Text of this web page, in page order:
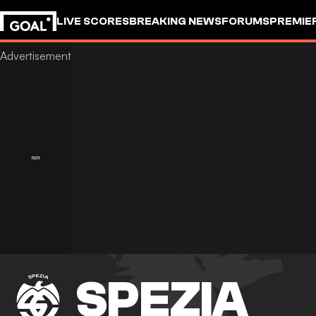
LIVE SCORESBREAKING NEWSFORUMS
SPEZIA